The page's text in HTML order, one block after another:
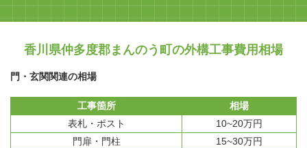
香川県仲多度郡まんのう町の外構工事費用相場
門・玄関関連の相場
工事箇所
相場
表札・ポスト
10~20万円
門扉・門柱
15~30万円